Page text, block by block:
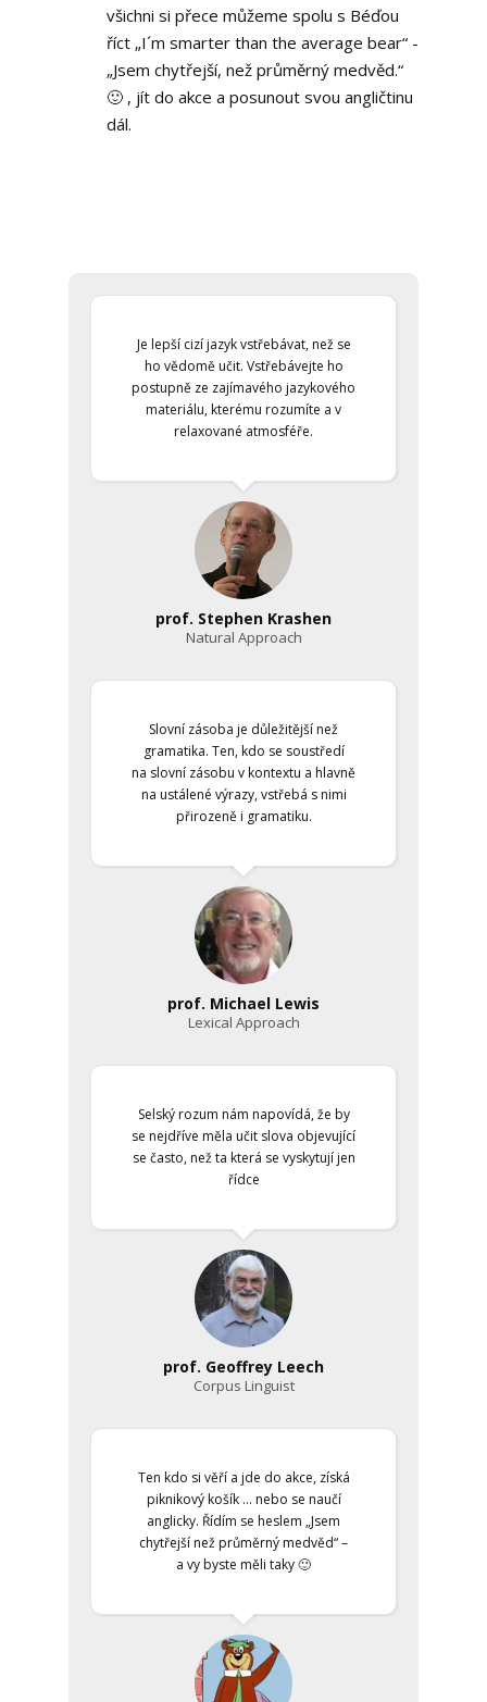
všichni si přece můžeme spolu s Béďou
říct „I´m smarter than the average bear“ -
„Jsem chytřejší, než průměrný medvěd.“
🙂 , jít do akce a posunout svou angličtinu
dál.
Je lepší cizí jazyk vstřebávat, než se
ho vědomě učit. Vstřebávejte ho
postupně ze zajímavého jazykového
materiálu, kterému rozumíte a v
relaxované atmosféře.
prof. Stephen Krashen
Natural Approach
Slovní zásoba je důležitější než
gramatika. Ten, kdo se soustředí
na slovní zásobu v kontextu a hlavně
na ustálené výrazy, vstřebá s nimi
přirozeně i gramatiku.
prof. Michael Lewis
Lexical Approach
Selský rozum nám napovídá, že by
se nejdříve měla učit slova objevující
se často, než ta která se vyskytují jen
řídce
prof. Geoffrey Leech
Corpus Linguist
Ten kdo si věří a jde do akce, získá
piknikový košík … nebo se naučí
anglicky. Řídím se heslem „Jsem
chytřejší než průměrný medvěd“ –
a vy byste měli taky 🙂